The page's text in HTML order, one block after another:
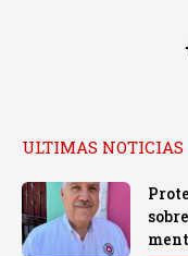
ULTIMAS NOTICIAS